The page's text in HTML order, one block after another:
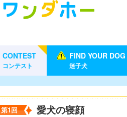
CONTEST
コンテスト
FIND YOUR DOG
迷子犬
第1回 愛犬の寝顔